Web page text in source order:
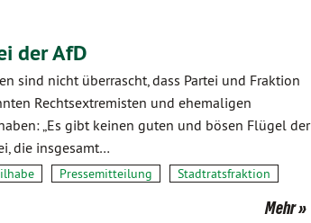
der AfD
sind nicht überrascht, dass Partei und Fraktion
Rechtsextremisten und ehemaligen
„Es gibt keinen guten und bösen Flügel der
die insgesamt…
Pressemitteilung Stadtratsfraktion
Mehr